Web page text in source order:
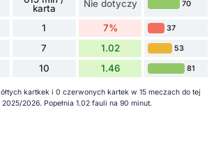
karta
Nie dotyczy 70
1 7% 37
7 1.02 53
10 1.46 81
kartkek i 0 czerwonych kartek w 15 meczach do tej
2026. Popełnia 1.02 fauli na 90 minut.